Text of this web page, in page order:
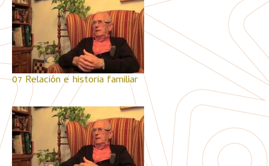
07 Relación e historia familiar